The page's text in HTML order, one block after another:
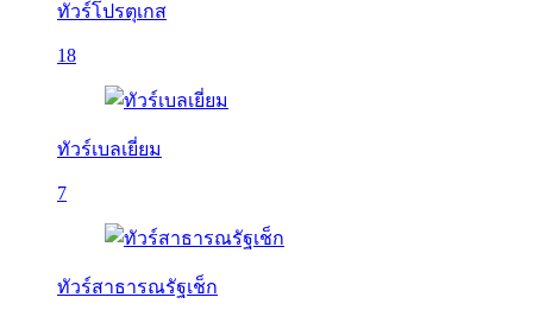
ทัวร์โปรตุเกส
18
ทัวร์เบลเยี่ยม
7
ทัวร์สาธารณรัฐเช็ก